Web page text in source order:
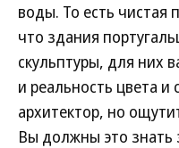
воды. То есть чистая
что здания
скульптуры, для них
и реальность цвета и
архитектор, но
Вы должны это знать